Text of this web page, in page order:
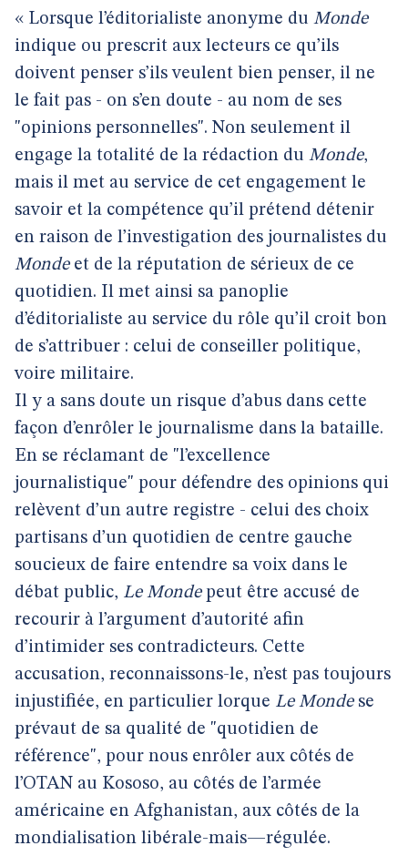
« Lorsque l’éditorialiste anonyme du Monde
indique ou prescrit aux lecteurs ce qu’ils
doivent penser s’ils veulent bien penser, il ne
le fait pas - on s’en doute - au nom de ses
"opinions personnelles". Non seulement il
engage la totalité de la rédaction du Monde,
mais il met au service de cet engagement le
savoir et la compétence qu’il prétend détenir
en raison de l’investigation des journalistes du
Mondeet de la réputation de sérieux de ce
quotidien. Il met ainsi sa panoplie
d’éditorialiste au service du rôle qu’il croit bon
de s’attribuer : celui de conseiller politique,
voire militaire.
Il y a sans doute un risque d’abus dans cette
façon d’enrôler le journalisme dans la bataille.
En se réclamant de "l’excellence
journalistique" pour défendre des opinions qui
relèvent d’un autre registre - celui des choix
partisans d’un quotidien de centre gauche
soucieux de faire entendre sa voix dans le
débat public, Le Mondepeut être accusé de
recourir à l’argument d’autorité afin
d’intimider ses contradicteurs. Cette
accusation, reconnaissons-le, n’est pas toujours
injustifiée, en particulier lorque Le Mondese
prévaut de sa qualité de "quotidien de
référence", pour nous enrôler aux côtés de
l’OTAN au Kososo, au côtés de l’armée
américaine en Afghanistan, aux côtés de la
mondialisation libérale-mais—régulée.